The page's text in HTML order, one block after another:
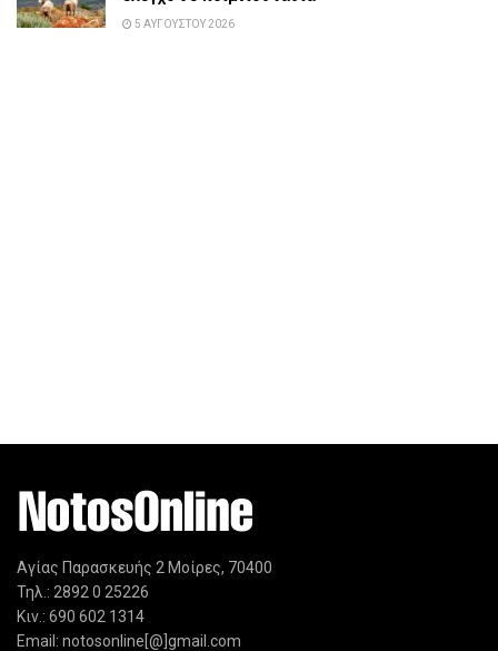
5 ΑΥΓΟΎΣΤΟΥ 2026
Αγίας Παρασκευής 2 Μοίρες, 70400
Τηλ.: 2892 0 25226
Κιν.: 690 602 1314
Email: notosonline[@]gmail.com